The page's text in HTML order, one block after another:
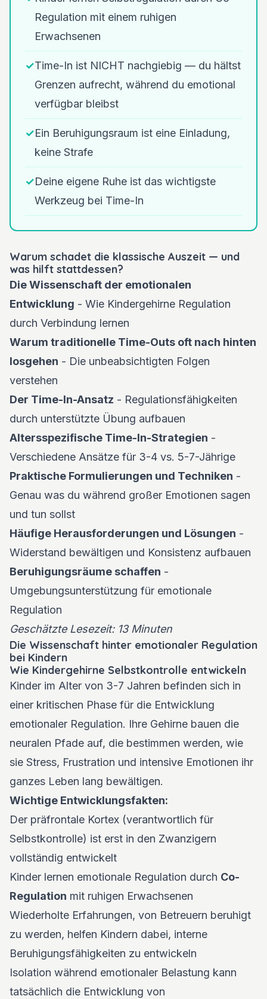
Regulation mit einem ruhigen
Erwachsenen
✓Time-In ist NICHT nachgiebig — du hältst
Grenzen aufrecht, während du emotional
verfügbar bleibst
✓Ein Beruhigungsraum ist eine Einladung,
keine Strafe
✓Deine eigene Ruhe ist das wichtigste
Werkzeug bei Time-In
Warum schadet die klassische Auszeit — und
was hilft stattdessen?
Die Wissenschaft der emotionalen
Entwicklung - Wie Kindergehirne Regulation
durch Verbindung lernen
Warum traditionelle Time-Outs oft nach hinten
losgehen - Die unbeabsichtigten Folgen
verstehen
Der Time-In-Ansatz - Regulationsfähigkeiten
durch unterstützte Übung aufbauen
Altersspezifische Time-In-Strategien -
Verschiedene Ansätze für 3-4 vs. 5-7-Jährige
Praktische Formulierungen und Techniken -
Genau was du während großer Emotionen sagen
und tun sollst
Häufige Herausforderungen und Lösungen -
Widerstand bewältigen und Konsistenz aufbauen
Beruhigungsräume schaffen -
Umgebungsunterstützung für emotionale
Regulation
Geschätzte Lesezeit: 13 Minuten
Die Wissenschaft hinter emotionaler Regulation
bei Kindern
Wie Kindergehirne Selbstkontrolle entwickeln
Kinder im Alter von 3-7 Jahren befinden sich in
einer kritischen Phase für die Entwicklung
emotionaler Regulation. Ihre Gehirne bauen die
neuralen Pfade auf, die bestimmen werden, wie
sie Stress, Frustration und intensive Emotionen ihr
ganzes Leben lang bewältigen.
Wichtige Entwicklungsfakten:
Der präfrontale Kortex (verantwortlich für
Selbstkontrolle) ist erst in den Zwanzigern
vollständig entwickelt
Kinder lernen emotionale Regulation durch Co-
Regulation mit ruhigen Erwachsenen
Wiederholte Erfahrungen, von Betreuern beruhigt
zu werden, helfen Kindern dabei, interne
Beruhigungsfähigkeiten zu entwickeln
Isolation während emotionaler Belastung kann
tatsächlich die Entwicklung von